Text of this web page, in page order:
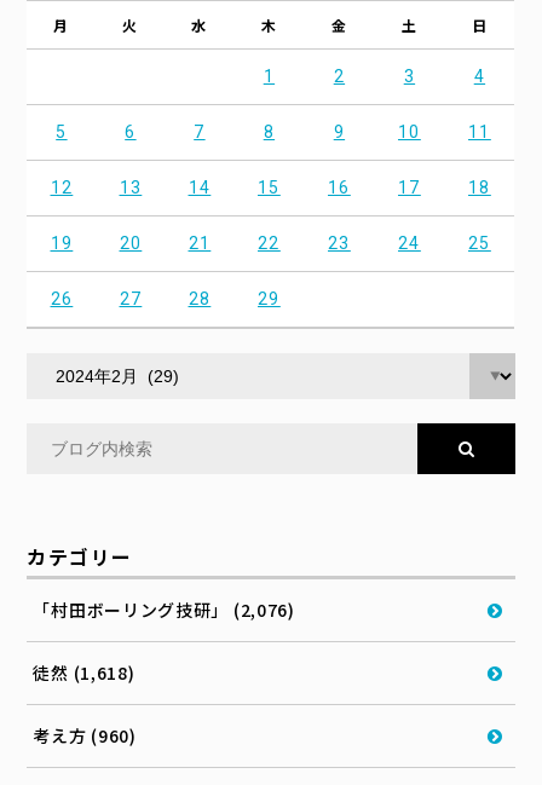
月 火 水 木 金 土 日
1 2 3 4
5 6 7 8 9 10 11
12 13 14 15 16 17 18
19 20 21 22 23 24 25
26 27 28 29
カテゴリー
「村田ボーリング技研」 (2,076)
徒然 (1,618)
考え方 (960)